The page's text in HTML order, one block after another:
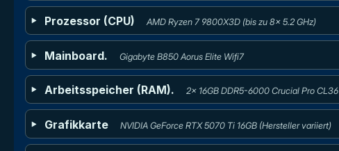
Prozessor (CPU) AMD Ryzen 7 9800X3D (bis zu 8x 5.2 GHz)
Mainboard. Gigabyte B850 Aorus Elite Wifi7
Arbeitsspeicher (RAM). 2x 16GB DDR5-6000 Crucial Pro CL36
Grafikkarte NVIDIA GeForce RTX 5070 Ti 16GB (Hersteller variiert)